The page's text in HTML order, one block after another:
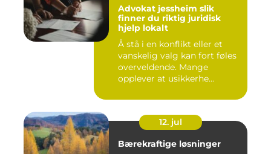
Advokat jessheim slik
finner du riktig juridisk
hjelp lokalt
Å stå i en konflikt eller et
vanskelig valg kan fort føles
overveldende. Mange
opplever at usikkerhe...
12. jul
Bærekraftige løsninger